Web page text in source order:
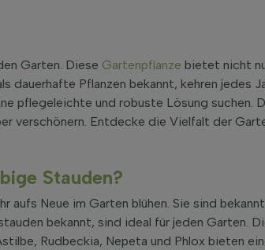
Garten. Diese Gartenpflanze bietet nicht
dauerhafte Pflanzen bekannt, kehren jedes
pflegeleichte und robuste Lösung suchen.
verschönern. Entdecke die Vielfalt der
Stauden?
aufs Neue im Garten blühen. Sie sind
bekannt, sind ideal für jeden Garten.
Rudbeckia, Nepeta und Phlox bieten